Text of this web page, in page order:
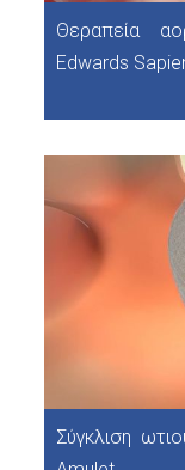
Θεραπεία
Edwards
Σύγκλιση